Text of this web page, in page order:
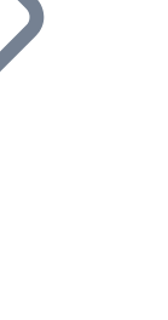
e comercialize
serviço de